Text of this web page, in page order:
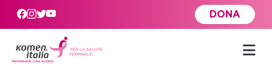
Skip to main content
DONA